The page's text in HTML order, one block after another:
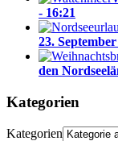
- 16:21
23.
den
Kategorien
Kategorien